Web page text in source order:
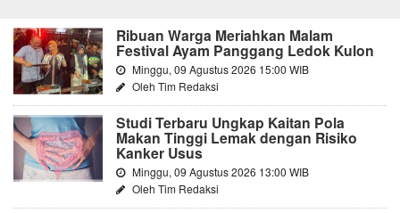
Ribuan Warga Meriahkan Malam
Festival Ayam Panggang Ledok Kulon
Minggu, 09 Agustus 2026 15:00 WIB
Oleh Tim Redaksi
Studi Terbaru Ungkap Kaitan Pola
Makan Tinggi Lemak dengan Risiko
Kanker Usus
Minggu, 09 Agustus 2026 13:00 WIB
Oleh Tim Redaksi